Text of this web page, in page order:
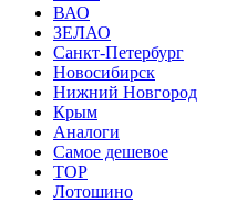
ВАО
ЗЕЛАО
Санкт-Петербург
Новосибирск
Нижний Новгород
Крым
Аналоги
Самое дешевое
TOP
Лотошино